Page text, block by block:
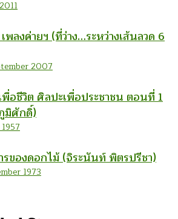
พลงค่ายฯ (ที่ว่าง…ระหว่างเส้นลวด 6
2007
อชีวิต ศิลปะเพื่อประชาชน ตอนที่ 1
มิศักดิ์)
ของดอกไม้ (จิระนันท์ พิตรปรีชา)
1973